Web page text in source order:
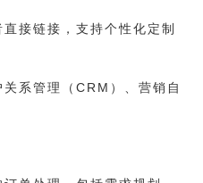
直接链接，支持个性化定制
关系管理（CRM）、营销自